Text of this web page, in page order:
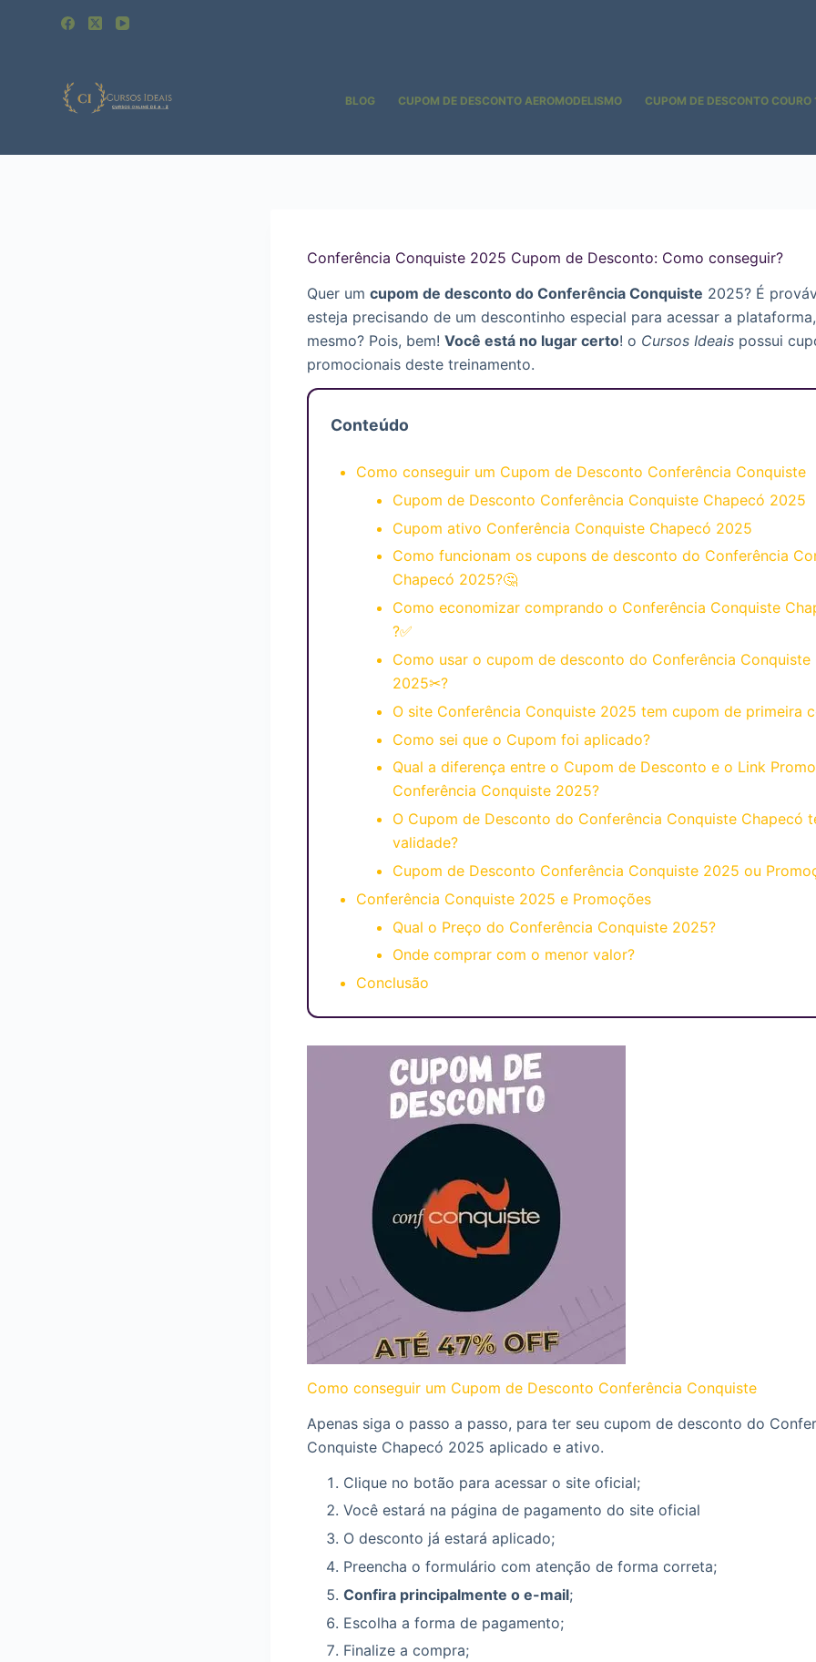
BLOG CUPOM DE DESCONTO AEROMODELISMO CUPOM DE DESCONTO COURO
Conferência Conquiste 2025 Cupom de Desconto: Como conseguir?
Quer um cupom de desconto do Conferência Conquiste 2025? É
esteja precisando de um descontinho especial para acessar a
mesmo? Pois, bem! Você está no lugar certo! o Cursos Ideais possui
promocionais deste treinamento.
Conteúdo
Como conseguir um Cupom de Desconto Conferência Conquiste
Cupom de Desconto Conferência Conquiste Chapecó 2025
Cupom ativo Conferência Conquiste Chapecó 2025
Como funcionam os cupons de desconto do Conferência
Chapecó 2025?🤔
Como economizar comprando o Conferência Conquiste
?✅
Como usar o cupom de desconto do Conferência Conquiste
2025✂?
O site Conferência Conquiste 2025 tem cupom de primeira
Como sei que o Cupom foi aplicado?
Qual a diferença entre o Cupom de Desconto e o Link
Conferência Conquiste 2025?
O Cupom de Desconto do Conferência Conquiste Chapecó
validade?
Cupom de Desconto Conferência Conquiste 2025 ou
Conferência Conquiste 2025 e Promoções
Qual o Preço do Conferência Conquiste 2025?
Onde comprar com o menor valor?
Conclusão
Como conseguir um Cupom de Desconto Conferência Conquiste
Apenas siga o passo a passo, para ter seu cupom de desconto do
Conquiste Chapecó 2025 aplicado e ativo.
Clique no botão para acessar o site oficial;
Você estará na página de pagamento do site oficial
O desconto já estará aplicado;
Preencha o formulário com atenção de forma correta;
Confira principalmente o e-mail;
Escolha a forma de pagamento;
Finalize a compra;